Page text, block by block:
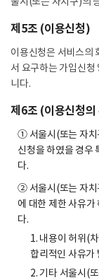
제5조 (이용신청)
이용신청은 서비스의
서 요구하는 가입신
니다.
제6조 (이용신청
① 서울시(또는 자치
신청을 하였을 경우
다.
② 서울시(또는 자치
에 대한 제한 사유가
다.
1. 내용이 허위(
합리적인 사유가
2. 기타 서울시(